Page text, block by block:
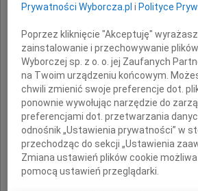
członka Lubuskiej
wieloletniego
Polskiego
autora licznych
specjalistę z
Odznaczonego wielokrotnie
działalność
Samorządu
Prawego
wzorzec
który przez pół
Prywatności Wyborcza.pl i Polityce
Poprzez kliknięcie "Akceptuję"
zainstalowanie i przechowywanie
Wyborczej sp. z o. o. jej Zaufanych
na Twoim urządzeniu końcowym.
chwili zmienić swoje preferencje dot.
ponownie wywołując narzędzie do
preferencjami dot. przetwarzania
odnośnik „Ustawienia prywatności” w
przechodząc do sekcji „Ustawienia
Zmiana ustawień plików cookie
pomocą ustawień przeglądarki.